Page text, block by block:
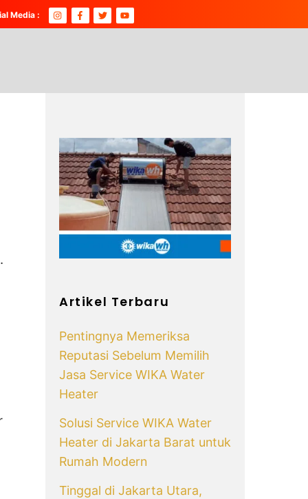
Media :
Artikel Terbaru
Pentingnya Memeriksa
Reputasi Sebelum Memilih
Jasa Service WIKA Water
Heater
Solusi Service WIKA Water
Heater di Jakarta Barat untuk
Rumah Modern
Tinggal di Jakarta Utara,